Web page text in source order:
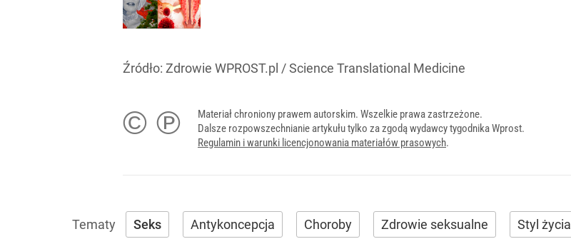
Źródło: Zdrowie WPROST.pl /Science Translational Medicine
© ℗
Materiał chroniony prawem autorskim. Wszelkie prawa zastrzeżone.
Dalsze rozpowszechnianie artykułu tylko za zgodą wydawcy tygodnika Wprost.
Regulamin i warunki licencjonowania materiałów prasowych.
Seks Antykoncepcja Choroby Zdrowie seksualne Styl życia